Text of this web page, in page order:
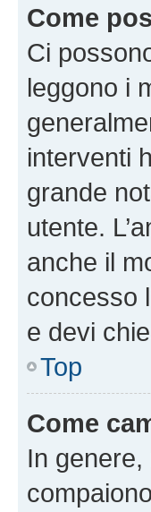
Come
Ci
leggono i
interventi
grande
utente.
anche il
concesso
e devi
Top
Come
In